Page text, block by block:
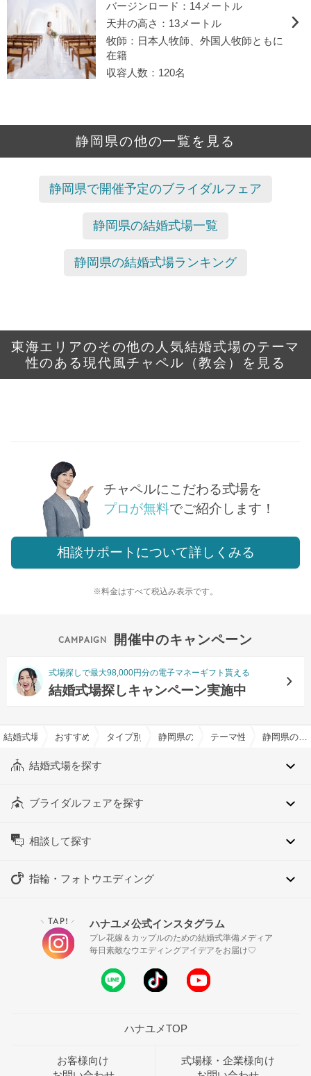
バージンロード：14メートル
天井の高さ：13メートル
牧師：日本人牧師、外国人牧師ともに
在籍
収容人数：120名
静岡県の他の一覧を見る
静岡県で開催予定のブライダルフェア
静岡県の結婚式場一覧
静岡県の結婚式場ランキング
東海エリアのその他の人気結婚式場のテーマ
性のある現代風チャペル（教会）を見る
チャペルにこだわる式場を
プロが無料でご紹介します！
相談サポートについて詳しくみる
※料金はすべて税込み表示です。
開催中のキャンペーン
式場探しで最大98,000円分の電子マネーギフト貰える
結婚式場探しキャンペーン実施中
結婚式場を探すならハナユメ
おすすめの結婚式場特集一覧
タイプ別チャペル特集静岡県のタイプ別チャペル特集
テーマ性のある現代風
結婚式場を探す
ブライダルフェアを探す
相談して探す
指輪・フォトウエディング
＼ TAP! ／ ハナユメ公式インスタグラム
プレ花嫁＆カップルのための結婚式準備メディア
毎日素敵なウエディングアイデアをお届け♡
ハナユメTOP
お客様向け
式場様・企業様向け